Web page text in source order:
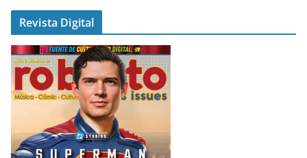
Revista Digital